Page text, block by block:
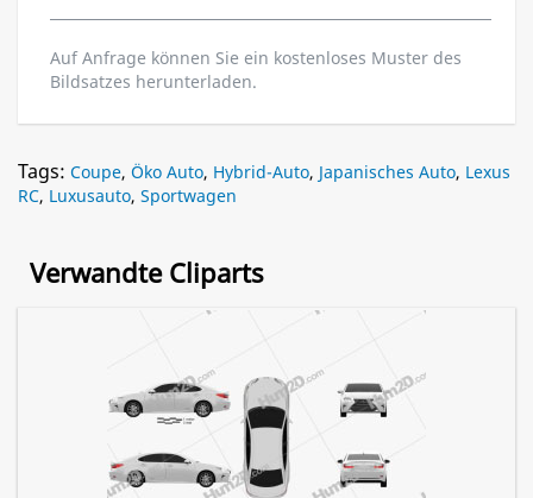
Auf Anfrage können Sie ein kostenloses Muster des
Bildsatzes herunterladen.
Tags: Coupe, Öko Auto, Hybrid-Auto, Japanisches Auto, Lexus
RC, Luxusauto, Sportwagen
Verwandte Cliparts